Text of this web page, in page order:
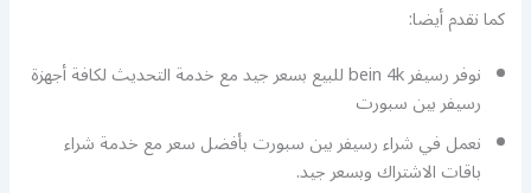
كما نقدم أيضا:
نوفر رسيفر bein 4k للبيع بسعر جيد مع خدمة التحديث لكافة أجهزة
رسيفر بين سبورت
نعمل في شراء رسيفر بين سبورت بأفضل سعر مع خدمة شراء
باقات الاشتراك وبسعر جيد.